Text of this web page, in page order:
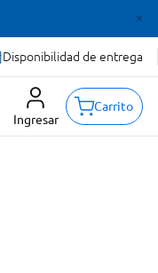
Disponibilidad de entrega
Ingresar
Carrito